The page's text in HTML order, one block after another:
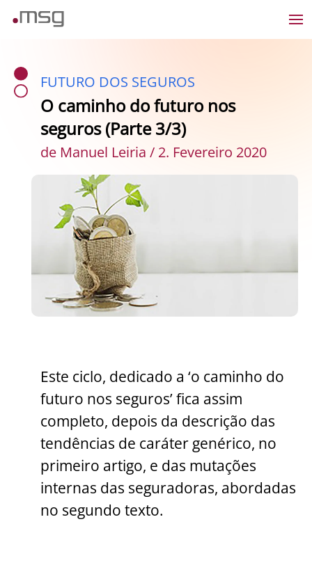
FUTURO DOS SEGUROS
O caminho do futuro nos
seguros (Parte 3/3)
de Manuel Leiria / 2. Fevereiro 2020
Este ciclo, dedicado a ‘o caminho do
futuro nos seguros’ fica assim
completo, depois da descrição das
tendências de caráter genérico, no
primeiro artigo, e das mutações
internas das seguradoras, abordadas
no segundo texto.